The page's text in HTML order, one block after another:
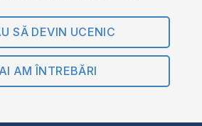
SĂ DEVIN UCENIC
AM ÎNTREBĂRI